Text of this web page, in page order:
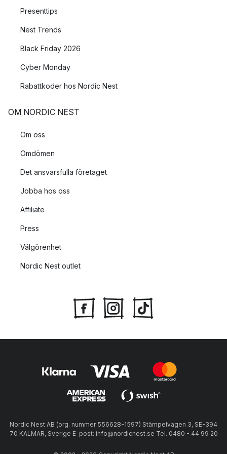
Presenttips
Nest Trends
Black Friday 2026
Cyber Monday
Rabattkoder hos Nordic Nest
OM NORDIC NEST
Om oss
Omdömen
Det ansvarsfulla företaget
Jobba hos oss
Affiliate
Press
Välgörenhet
Nordic Nest outlet
Nordic Nest AB (org. nummer 556628-1597) Stämpelvägen 3, SE-394
70 KALMAR, Sverige E-post: info@nordicnest.se Tel. 0480 - 44 99 20